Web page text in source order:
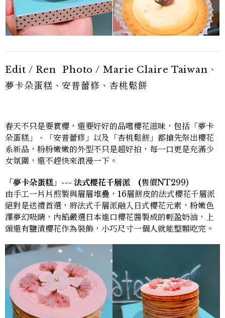
Edit / Ren Photo / Marie Claire Taiwan、
夢卡朵蛋糕、安普蕾修、杏桃鬆餅
春天不只是要賞櫻，還要好好的品嚐櫻花滋味，包括「夢卡
朵蛋糕」、「安普蕾修」以及「杏桃鬆餅」都搶先祭出櫻花
系新品，粉粉嫩嫩的外型不只是超好拍，每一口更是充滿少
女氛圍，還不趕快來浪漫一下。
「夢卡朵蛋糕」--- 法式櫻花千層派 (售價NT299)
由手工一片片煎製與層層堆疊，16層餅皮的法式櫻花千層派
絕對是送禮首選，將法式千層派融入日式櫻花元素，粉嫩色
澤夢幻吸睛，內餡嚴選日本進口櫻花醬製成的輕盈奶油，上
頭還有鹽漬櫻花作為裝飾，小巧尺寸一個人就能整顆吃完。